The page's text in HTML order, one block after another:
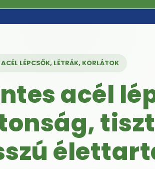
ACÉL LÉPCSŐK, LÉTRÁK, KORLÁTOK
acél